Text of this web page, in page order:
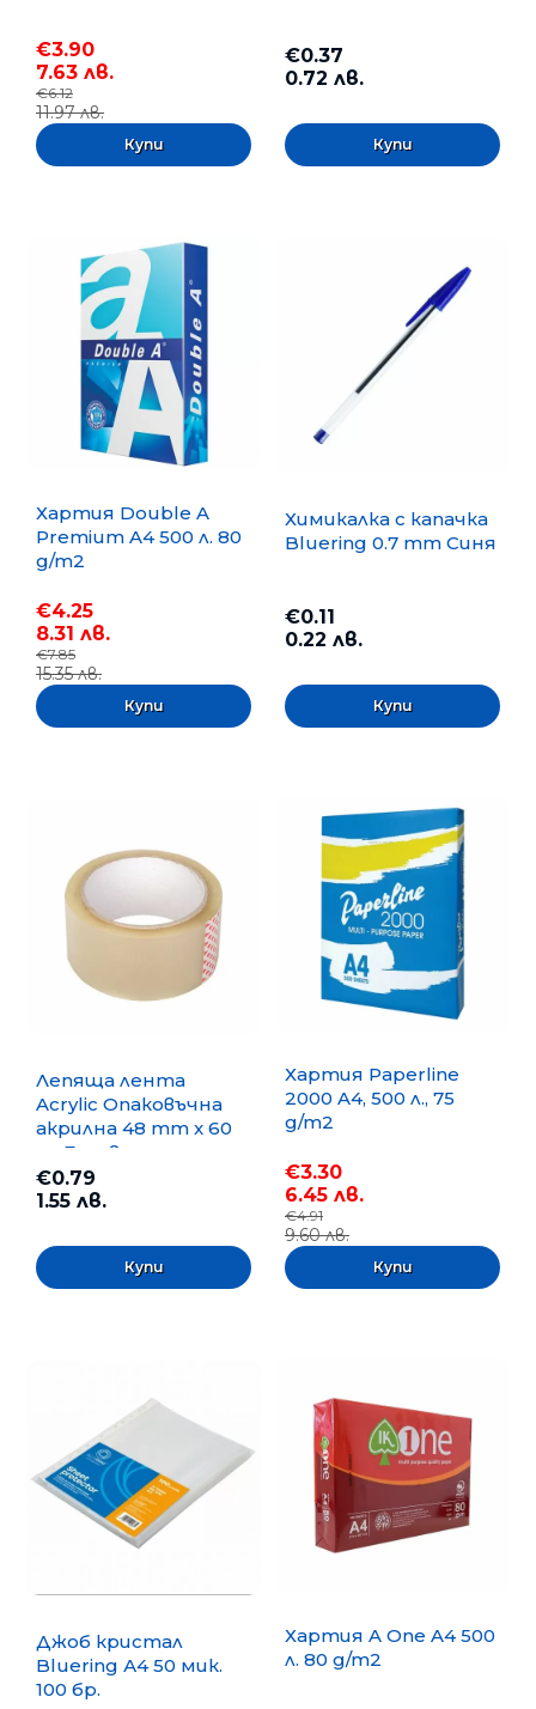
€3.90
7.63 лв.
€6.12
11.97 лв.
€0.37
0.72 лв.
Хартия Double A
Premium A4 500 л. 80
g/m2
€4.25
8.31 лв.
€7.85
15.35 лв.
Химикалка с капачка
Bluering 0.7 mm Синя
€0.11
0.22 лв.
Лепяща лента
Acrylic Опаковъчна
акрилна 48 mm x 60
m, Безцветна
€0.79
1.55 лв.
Хартия Paperline
2000 A4, 500 л., 75
g/m2
€3.30
6.45 лв.
€4.91
9.60 лв.
Джоб кристал
Bluering А4 50 мик.
100 бр.
Хартия A One A4 500
л. 80 g/m2